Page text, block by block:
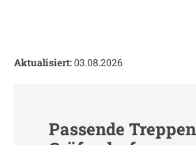
Aktualisiert:03.08.2026
Passende